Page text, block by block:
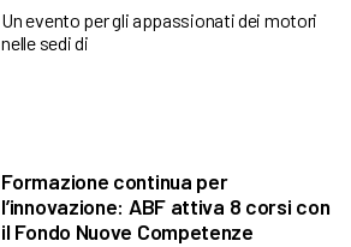
Un evento per gli appassionati dei motori
nelle sedi di
Formazione continua per
l’innovazione: ABF attiva 8 corsi con
il Fondo Nuove Competenze